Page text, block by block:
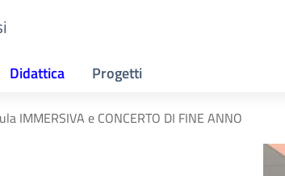
Didattica Progetti
IMMERSIVA e CONCERTO DI FINE ANNO